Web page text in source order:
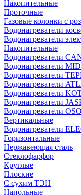
Накопительные
Проточные
Газовые колонки с
Водонагреватели
Водонагреватели
Накопительные
Водонагреватели
Водонагреватели
Водонагреватели
Водонагреватели
Водонагреватели
Водонагреватели
Водонагреватели OSO
Вертикальные
Водонагреватели
Горизонтальные
Нержавеющая сталь
Стеклофарфор
Круглые
Плоские
С сухим ТЭН
Напольные